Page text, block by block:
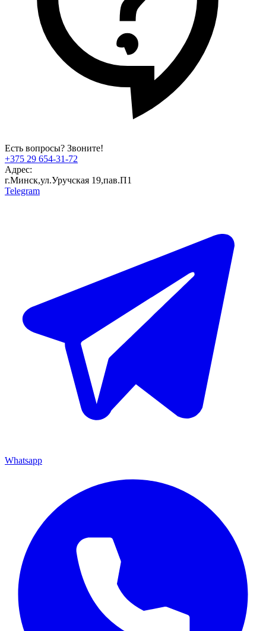
Есть вопросы? Звоните!
+375 29 654-31-72
Адрес:
г.Минск,ул.Уручская 19,пав.П1
Telegram
Whatsapp